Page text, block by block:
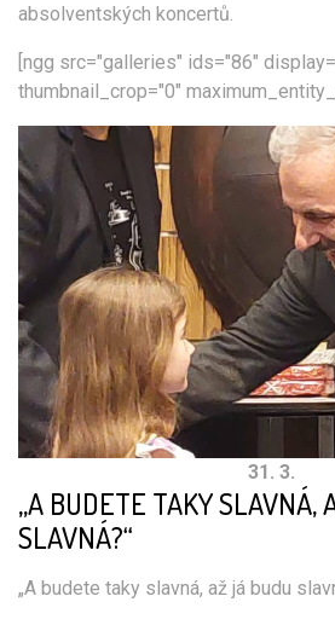
absolventských koncertů.
[ngg src="galleries" ids="86"
thumbnail_crop="0"
31. 3.
„A BUDETE TAKY SLAVNÁ,
SLAVNÁ?“
„A budete taky slavná, až já budu